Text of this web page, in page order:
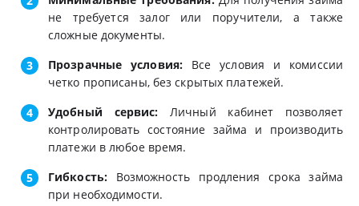
не требуется залог или поручители, а также
сложные документы.
Прозрачные условия:Все условия и комиссии
четко прописаны, без скрытых платежей.
Удобный сервис: Личный кабинет позволяет
контролировать состояние займа и производить
платежи в любое время.
Гибкость: Возможность продления срока займа
при необходимости.